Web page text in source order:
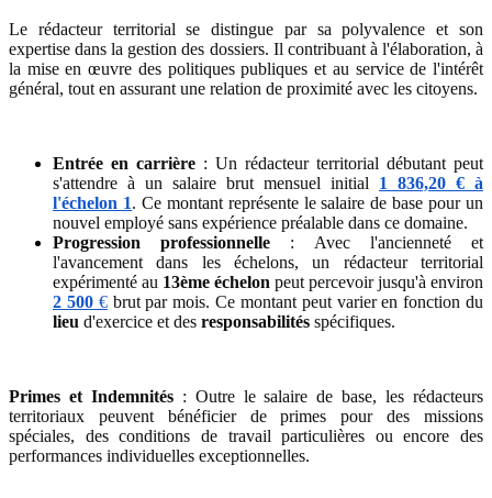
Le rédacteur territorial se distingue par sa polyvalence et son
expertise dans la gestion des dossiers. Il contribuant à l'élaboration, à
la mise en œuvre des politiques publiques et au service de l'intérêt
général, tout en assurant une relation de proximité avec les citoyens.
Entrée en carrière : Un rédacteur territorial débutant peut
s'attendre à un salaire brut mensuel initial 1 836,20 € à
l'échelon 1. Ce montant représente le salaire de base pour un
nouvel employé sans expérience préalable dans ce domaine.
Progression professionnelle : Avec l'ancienneté et
l'avancement dans les échelons, un rédacteur territorial
expérimenté au 13ème échelon peut percevoir jusqu'à environ
2 500 €brut par mois. Ce montant peut varier en fonction du
lieu d'exercice et des responsabilités spécifiques.
Primes et Indemnités : Outre le salaire de base, les rédacteurs
territoriaux peuvent bénéficier de primes pour des missions
spéciales, des conditions de travail particulières ou encore des
performances individuelles exceptionnelles.